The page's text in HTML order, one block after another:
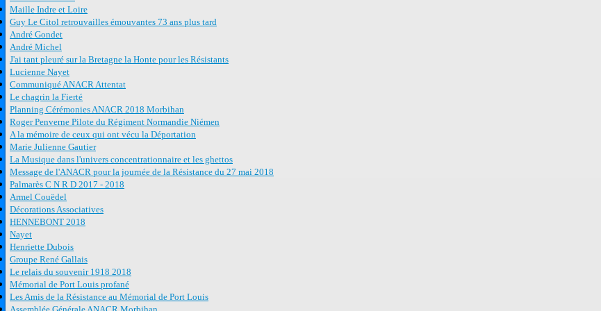
Maille Indre et Loire
Guy Le Citol retrouvailles émouvantes 73 ans plus tard
André Gondet
André Michel
J'ai tant pleuré sur la Bretagne la Honte pour les Résistants
Lucienne Nayet
Communiqué ANACR Attentat
Le chagrin la Fierté
Planning Cérémonies ANACR 2018 Morbihan
Roger Penverne Pilote du Régiment Normandie Niémen
A la mémoire de ceux qui ont vécu la Déportation
Marie Julienne Gautier
La Musique dans l'univers concentrationnaire et les ghettos
Message de l'ANACR pour la journée de la Résistance du 27 mai 2018
Palmarès C N R D 2017 - 2018
Armel Couëdel
Décorations Associatives
HENNEBONT 2018
Nayet
Henriette Dubois
Groupe René Gallais
Le relais du souvenir 1918 2018
Mémorial de Port Louis profané
Les Amis de la Résistance au Mémorial de Port Louis